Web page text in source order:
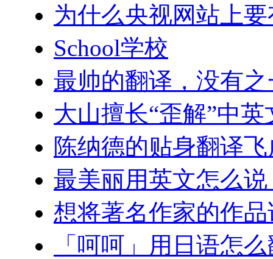
为什么央视网站上
School学校
最帅的翻译，没有之
大山擅长“歪解”中
陈纳德的贴身翻译
最美丽用英文怎么说
想将著名作家的作
「呵呵」用日语怎